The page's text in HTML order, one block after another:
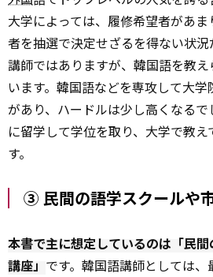
大学によっては、履修希望者があ
者を抽選で決定せざるを得ない状
講師ではありますが、韓国語を教
います。韓国語などを専攻して大
があり、ハードルは少し高くなる
に留学して学位を取り、大学で教
す。
③ 民間の語学スクールや
本書で主に想定しているのは「民
講座」 です。韓国語講師としては